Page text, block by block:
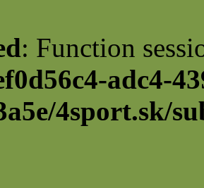
: Function
adc4-
4sport.sk/